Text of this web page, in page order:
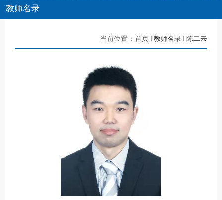
教师名录
当前位置： 首页 教师名录 陈二云